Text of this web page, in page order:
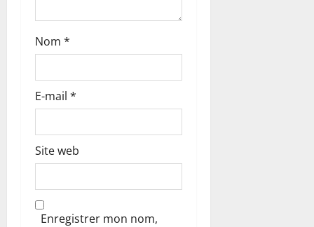
i
c
l
e
Nom *
E-mail *
Site web
Enregistrer mon nom,